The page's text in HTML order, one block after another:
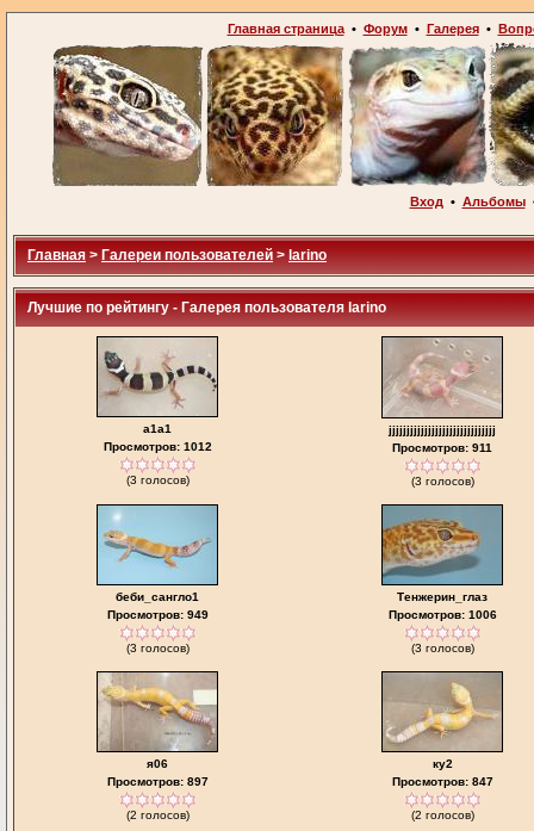
Главная страница• Форум• Галерея•
Вход • Альбомы
Главная > Галереи пользователей > larino
Лучшие по рейтингу - Галерея пользователя larino
a1a1
Просмотров: 1012
(3 голосов)
jjjjjjjjjjjjjjjjjjjjjjjjjjjjjj
Просмотров: 911
(3 голосов)
беби_сангло1
Просмотров: 949
(3 голосов)
Тенжерин_глаз
Просмотров: 1006
(3 голосов)
я06
Просмотров: 897
(2 голосов)
ку2
Просмотров: 847
(2 голосов)